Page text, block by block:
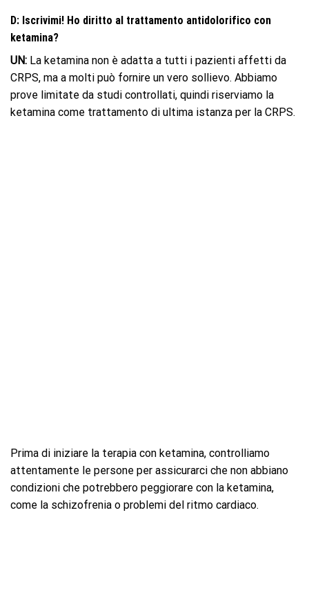
D: Iscrivimi! Ho diritto al trattamento antidolorifico con
ketamina?
UN: La ketamina non è adatta a tutti i pazienti affetti da
CRPS, ma a molti può fornire un vero sollievo. Abbiamo
prove limitate da studi controllati, quindi riserviamo la
ketamina come trattamento di ultima istanza per la CRPS.
Prima di iniziare la terapia con ketamina, controlliamo
attentamente le persone per assicurarci che non abbiano
condizioni che potrebbero peggiorare con la ketamina,
come la schizofrenia o problemi del ritmo cardiaco.